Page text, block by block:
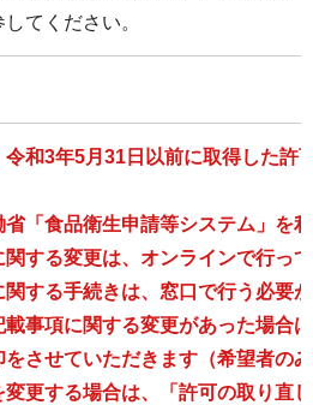
てください。
令和3年5月31日以前に取得した許
省「食品衛生申請等システム」を
関する変更は、オンラインで行っ
関する手続きは、窓口で行う必要
載事項に関する変更があった場合
をさせていただきます（希望者の
変更する場合は、「許可の取り直